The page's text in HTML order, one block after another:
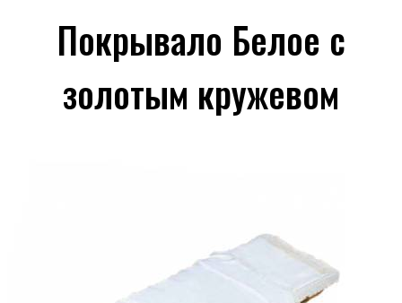
Покрывало Белое с
золотым кружевом